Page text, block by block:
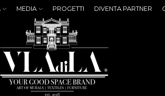
MEDIA PROGETTI DIVENTA PARTNER